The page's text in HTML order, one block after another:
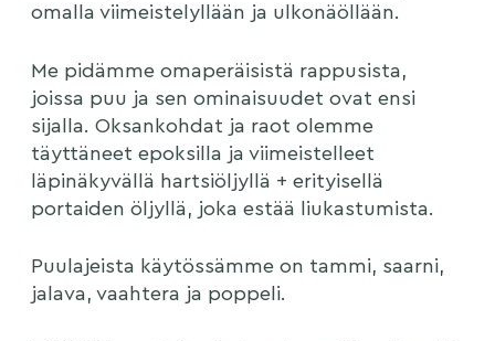
omalla viimeistelyllään ja ulkonäöllään.
Me pidämme omaperäisistä rappusista,
joissa puu ja sen ominaisuudet ovat ensi
sijalla. Oksankohdat ja raot olemme
täyttäneet epoksilla ja viimeistelleet
läpinäkyvällä hartsiöljyllä + erityisellä
portaiden öljyllä, joka estää liukastumista.
Puulajeista käytössämme on tammi, saarni,
jalava, vaahtera ja poppeli.